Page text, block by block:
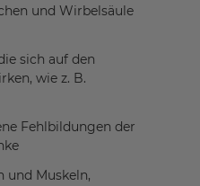
und Wirbelsäule
sich auf den
wie z. B.
Fehlbildungen der
und Muskeln,